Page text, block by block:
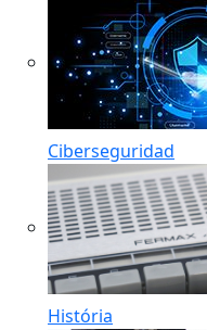
Ciberseguridad
História